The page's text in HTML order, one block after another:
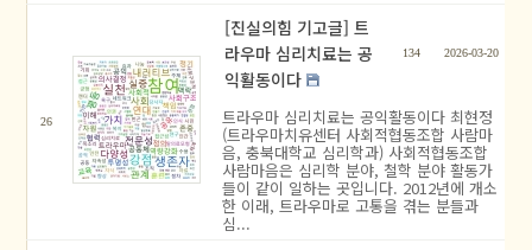
26
[진실의힘 기고글] 트
라우마 심리치료는 공
익활동이다
134 2026-03-20
트라우마 심리치료는 공익활동이다 최현정
(트라우마치유센터 사회적협동조합 사람마
음, 충북대학교 심리학과) 사회적협동조합
사람마음은 심리학 분야, 철학 분야 활동가
들이 같이 일하는 곳입니다. 2012년에 개소
한 이래, 트라우마로 고통을 겪는 분들과
심...